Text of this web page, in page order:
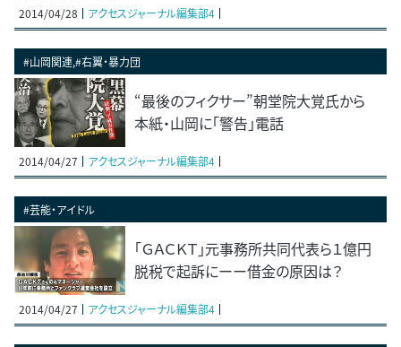
2014/04/28 アクセスジャーナル編集部4
#山岡関連,#右翼・暴力団
“最後のフィクサー”朝堂院大覚氏から
本紙・山岡に「警告」電話
2014/04/27 アクセスジャーナル編集部4
#芸能・アイドル
「ＧＡＣＫＴ」元事務所共同代表ら１億円
脱税で起訴にーー借金の原因は？
2014/04/27 アクセスジャーナル編集部4